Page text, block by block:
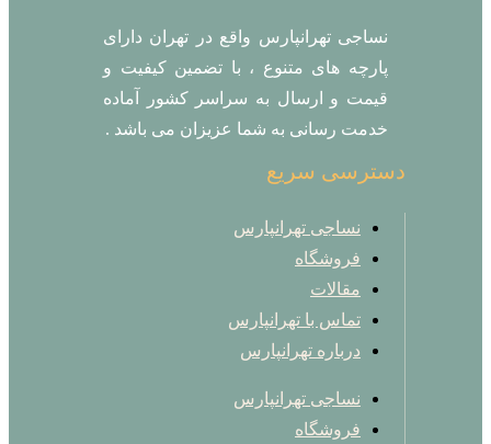
نساجی تهرانپارس واقع در تهران دارای
پارچه های متنوع ، با تضمین کیفیت و
قیمت و ارسال به سراسر کشور آماده
خدمت رسانی به شما عزیزان می باشد .
دسترسی سریع
نساجی تهرانپارس
فروشگاه
مقالات
تماس با تهرانپارس
درباره تهرانپارس
نساجی تهرانپارس
فروشگاه